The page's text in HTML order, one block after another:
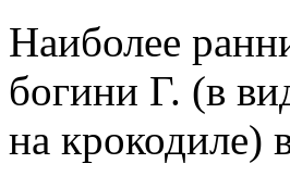
Наиболее
богини Г. (в
на крокодиле)